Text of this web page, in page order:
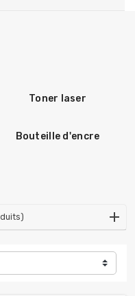
Toner laser
Bouteille d'encre